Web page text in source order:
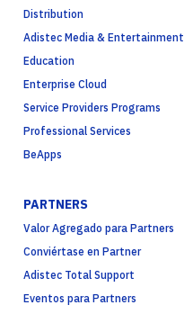
Distribution
Adistec Media & Entertainment
Education
Enterprise Cloud
Service Providers Programs
Professional Services
BeApps
PARTNERS
Valor Agregado para Partners
Conviértase en Partner
Adistec Total Support
Eventos para Partners